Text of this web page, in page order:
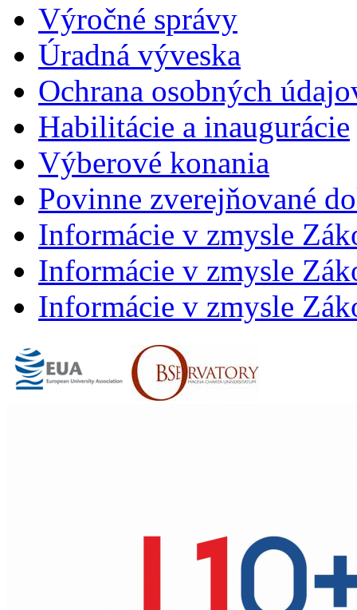
Výročné správy
Úradná výveska
Ochrana osobných
Habilitácie a inaugurácie
Výberové konania
Povinne zverejňované
Informácie v zmysle
Informácie v zmysle
Informácie v zmysle